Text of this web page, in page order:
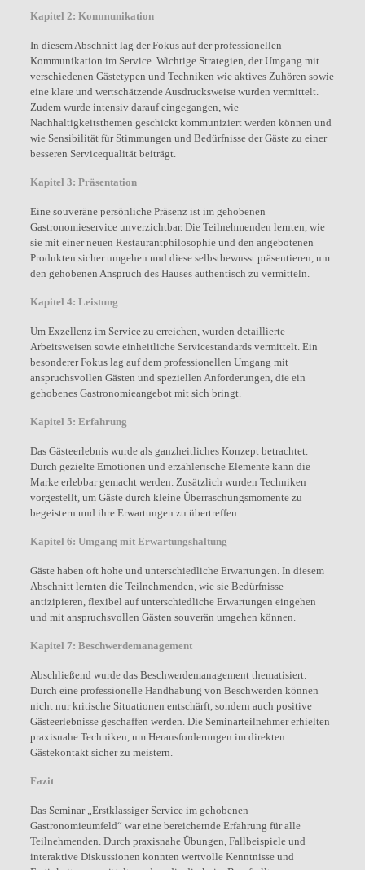
Kapitel 2: Kommunikation
In diesem Abschnitt lag der Fokus auf der professionellen
Kommunikation im Service. Wichtige Strategien, der Umgang mit
verschiedenen Gästetypen und Techniken wie aktives Zuhören sowie
eine klare und wertschätzende Ausdrucksweise wurden vermittelt.
Zudem wurde intensiv darauf eingegangen, wie
Nachhaltigkeitsthemen geschickt kommuniziert werden können und
wie Sensibilität für Stimmungen und Bedürfnisse der Gäste zu einer
besseren Servicequalität beiträgt.
Kapitel 3: Präsentation
Eine souveräne persönliche Präsenz ist im gehobenen
Gastronomieservice unverzichtbar. Die Teilnehmenden lernten, wie
sie mit einer neuen Restaurantphilosophie und den angebotenen
Produkten sicher umgehen und diese selbstbewusst präsentieren, um
den gehobenen Anspruch des Hauses authentisch zu vermitteln.
Kapitel 4: Leistung
Um Exzellenz im Service zu erreichen, wurden detaillierte
Arbeitsweisen sowie einheitliche Servicestandards vermittelt. Ein
besonderer Fokus lag auf dem professionellen Umgang mit
anspruchsvollen Gästen und speziellen Anforderungen, die ein
gehobenes Gastronomieangebot mit sich bringt.
Kapitel 5: Erfahrung
Das Gästeerlebnis wurde als ganzheitliches Konzept betrachtet.
Durch gezielte Emotionen und erzählerische Elemente kann die
Marke erlebbar gemacht werden. Zusätzlich wurden Techniken
vorgestellt, um Gäste durch kleine Überraschungsmomente zu
begeistern und ihre Erwartungen zu übertreffen.
Kapitel 6: Umgang mit Erwartungshaltung
Gäste haben oft hohe und unterschiedliche Erwartungen. In diesem
Abschnitt lernten die Teilnehmenden, wie sie Bedürfnisse
antizipieren, flexibel auf unterschiedliche Erwartungen eingehen
und mit anspruchsvollen Gästen souverän umgehen können.
Kapitel 7: Beschwerdemanagement
Abschließend wurde das Beschwerdemanagement thematisiert.
Durch eine professionelle Handhabung von Beschwerden können
nicht nur kritische Situationen entschärft, sondern auch positive
Gästeerlebnisse geschaffen werden. Die Seminarteilnehmer erhielten
praxisnahe Techniken, um Herausforderungen im direkten
Gästekontakt sicher zu meistern.
Fazit
Das Seminar „Erstklassiger Service im gehobenen
Gastronomieumfeld“ war eine bereichernde Erfahrung für alle
Teilnehmenden. Durch praxisnahe Übungen, Fallbeispiele und
interaktive Diskussionen konnten wertvolle Kenntnisse und